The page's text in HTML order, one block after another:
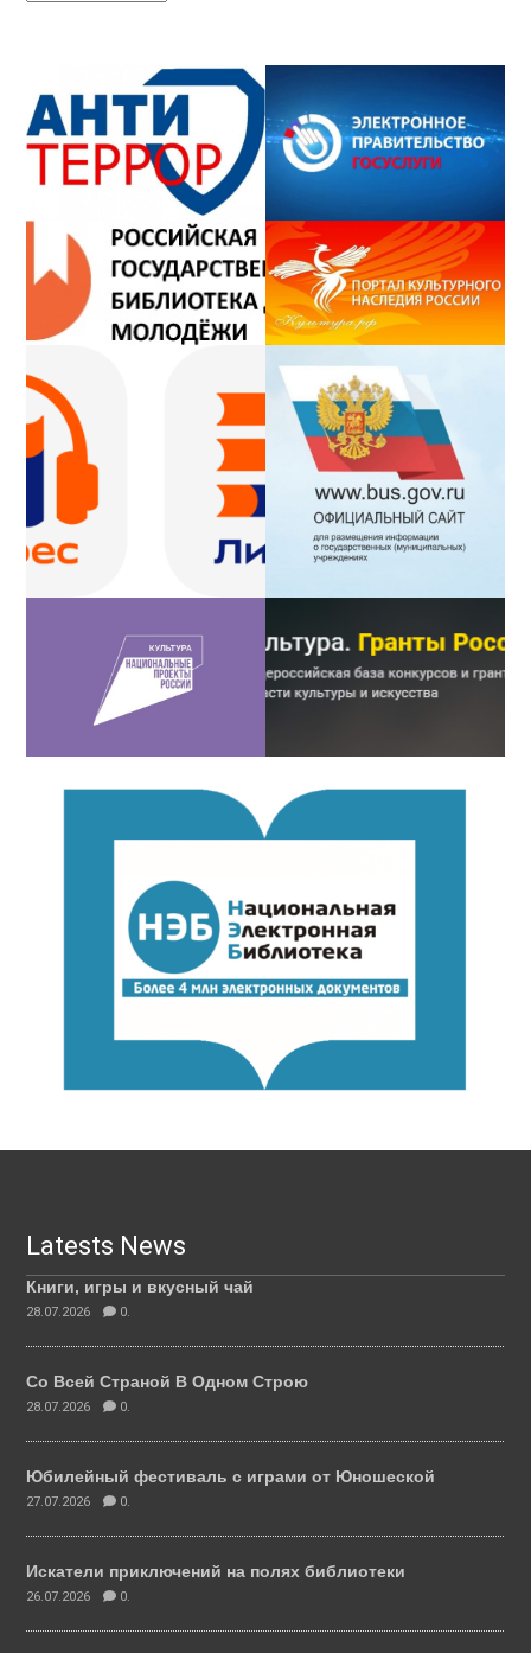
Latests News
Книги, игры и вкусный чай
28.07.2026 0.
Со Всей Страной В Одном Строю
28.07.2026 0.
Юбилейный фестиваль с играми от Юношеской
27.07.2026 0.
Искатели приключений на полях библиотеки
26.07.2026 0.